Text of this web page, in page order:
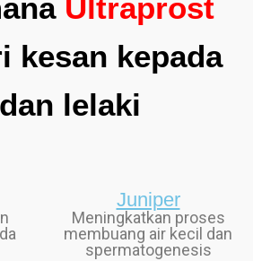
Ultraprost
kesan kepada
lelaki
Juniper
Meningkatkan proses
membuang air kecil dan
spermatogenesis